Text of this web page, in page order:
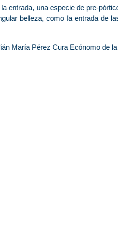
entrada, una especie de pre-
belleza, como la entrada de
María Pérez Cura Ecónomo de